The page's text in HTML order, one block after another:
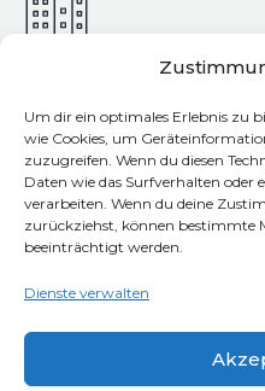
Um dir ein optimales Erlebnis zu
wie Cookies, um
zuzugreifen. Wenn du diesen
Daten wie das Surfverhalten oder
verarbeiten. Wenn du deine
zurückziehst, können bestimmte
beeinträchtigt werden.
Dienste verwalten
Adresse &
tschechisch.online
slang.me UG
Lichtenwalder Straße
Germany